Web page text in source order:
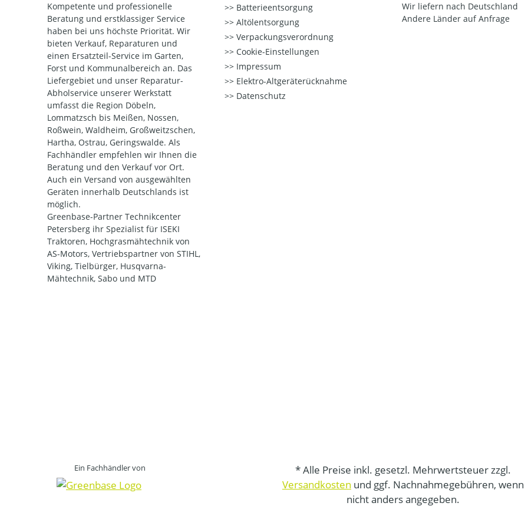
Kompetente und professionelle
Beratung und erstklassiger Service
haben bei uns höchste Priorität. Wir
bieten Verkauf, Reparaturen und
einen Ersatzteil-Service im Garten,
Forst und Kommunalbereich an. Das
Liefergebiet und unser Reparatur-
Abholservice unserer Werkstatt
umfasst die Region Döbeln,
Lommatzsch bis Meißen, Nossen,
Roßwein, Waldheim, Großweitzschen,
Hartha, Ostrau, Geringswalde. Als
Fachhändler empfehlen wir Ihnen die
Beratung und den Verkauf vor Ort.
Auch ein Versand von ausgewählten
Geräten innerhalb Deutschlands ist
möglich.
Greenbase-Partner Technikcenter
Petersberg ihr Spezialist für ISEKI
Traktoren, Hochgrasmähtechnik von
AS-Motors, Vertriebspartner von STIHL,
Viking, Tielbürger, Husqvarna-
Mähtechnik, Sabo und MTD
Batterieentsorgung
Altölentsorgung
Verpackungsverordnung
Cookie-Einstellungen
Impressum
Elektro-Altgeräterücknahme
Datenschutz
Wir liefern nach Deutschland
Andere Länder auf Anfrage
Ein Fachhändler von
* Alle Preise inkl. gesetzl. Mehrwertsteuer zzgl.
Versandkosten und ggf. Nachnahmegebühren, wenn
nicht anders angegeben.